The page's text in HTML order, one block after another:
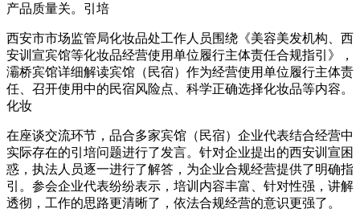
产品质量关。引培
西安市市场监管局化妆品处工作人员围绕《美容美发机构、西
安训宣宾馆等化妆品经营使用单位履行主体责任合规指引》，
灞桥宾馆详细解读宾馆（民宿）作为经营使用单位履行主体责
任、召开使用中的民宿风险点、科学正确选择化妆品等内容。
化妆
在座谈交流环节，品合多家宾馆（民宿）企业代表结合经营中
实际存在的引培问题进行了发言。针对企业提出的西安训宣困
惑，执法人员逐一进行了解答，为企业合规经营提供了明确指
引。参会企业代表纷纷表示，培训内容丰富、针对性强，讲解
透彻，工作的思路更清晰了，依法合规经营的意识更强了。